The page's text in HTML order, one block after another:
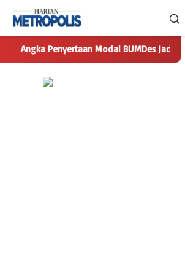
Angka Penyertaan Modal BUMDes Jadi